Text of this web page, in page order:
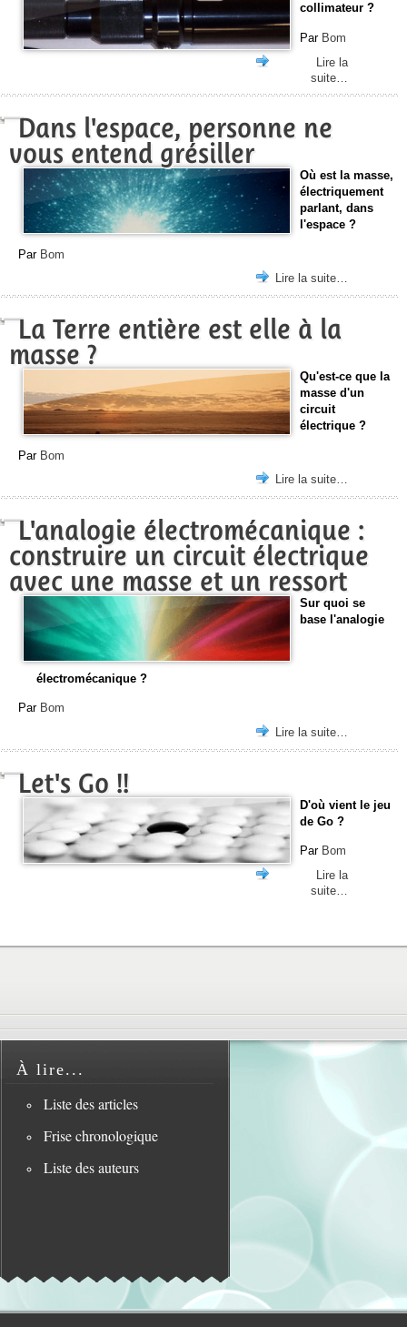
collimateur ?
Par Bom
Lire la
suite…
Dans l'espace, personne ne
vous entend grésiller
Où est la masse,
électriquement
parlant, dans
l'espace ?
Par Bom
Lire la suite…
La Terre entière est elle à la
masse ?
Qu'est-ce que la
masse d'un
circuit
électrique ?
Par Bom
Lire la suite…
L'analogie électromécanique :
construire un circuit électrique
avec une masse et un ressort
Sur quoi se
base l'analogie
électromécanique ?
Par Bom
Lire la suite…
Let's Go !!
D'où vient le jeu
de Go ?
Par Bom
Lire la
suite…
À lire...
Liste des articles
Frise chronologique
Liste des auteurs